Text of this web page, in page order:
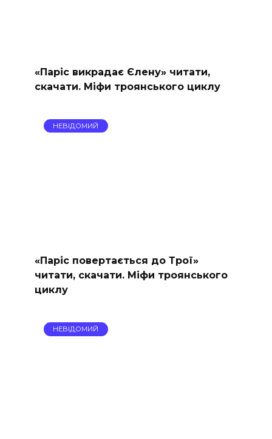
«Паріс викрадає Єлену» читати,
скачати. Міфи троянського циклу
НЕВІДОМИЙ
«Паріс повертається до Трої»
читати, скачати. Міфи троянського
циклу
НЕВІДОМИЙ